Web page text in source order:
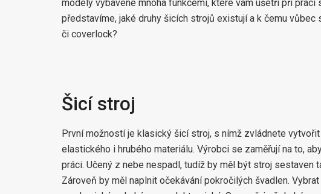
modely vybavené mnoha funkcemi, které vám ušetří při
představíme, jaké druhy šicích strojů existují a k čemu
či coverlock?
Šicí stroj
První možností je klasický šicí stroj, s nímž zvládnete
elastického i hrubého materiálu. Výrobci se zaměřují na to,
práci. Učený z nebe nespadl, tudíž by měl být stroj sestaven
Zároveň by měl naplnit očekávání pokročilých švadlen.